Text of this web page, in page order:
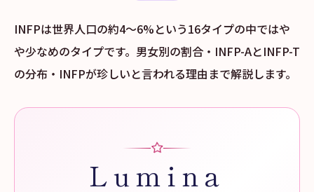
INFPは世界人口の約4〜6%という16タイプの中ではや
や少なめのタイプです。男女別の割合・INFP-AとINFP-T
の分布・INFPが珍しいと言われる理由まで解説します。
Lumina